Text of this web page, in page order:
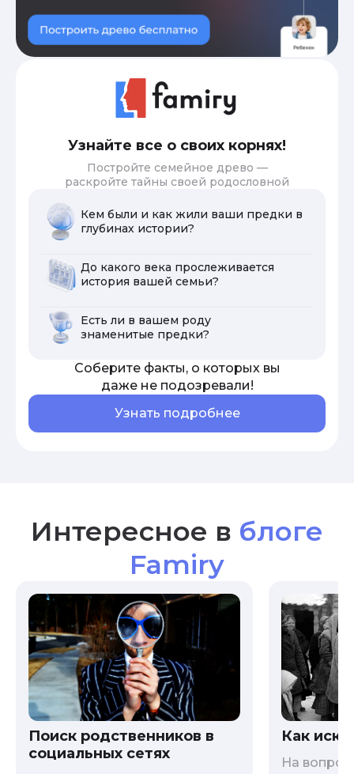
Узнайте все о своих корнях!
Постройте семейное древо —
раскройте тайны своей родословной
Кем были и как жили ваши предки в
глубинах истории?
До какого века прослеживается
история вашей семьи?
Есть ли в вашем роду
знаменитые предки?
Соберите факты, о которых вы
даже не подозревали!
Узнать подробнее
Интересное в блоге
Famiry
Поиск родственников в
социальных сетях
Как
На вопрос